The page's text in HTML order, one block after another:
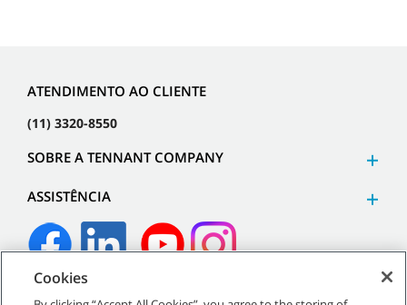
ATENDIMENTO AO CLIENTE
(11) 3320-8550
SOBRE A TENNANT COMPANY
ASSISTÊNCIA
©2026Tennant Company. Todos os direitos reservados.
Cookies